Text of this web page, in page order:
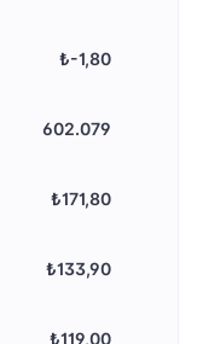
₺-1,80
602.079
₺171,80
₺133,90
₺119,00